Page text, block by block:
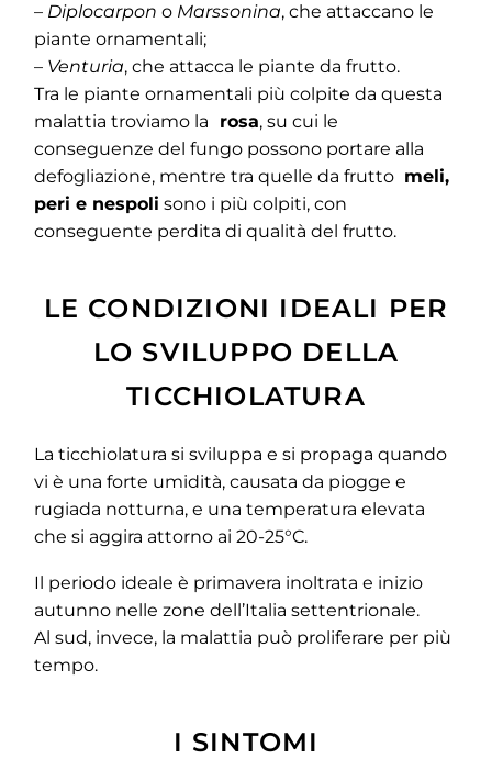
– Diplocarpon o Marssonina, che attaccano le
piante ornamentali;
– Venturia, che attacca le piante da frutto.
Tra le piante ornamentali più colpite da questa
malattia troviamo la
rosa, su cui le
conseguenze del fungo possono portare alla
defogliazione, mentre tra quelle da frutto meli,
peri e nespoli sono i più colpiti, con
conseguente perdita di qualità del frutto.
LE CONDIZIONI IDEALI PER
LO SVILUPPO DELLA
TICCHIOLATURA
La ticchiolatura si sviluppa e si propaga quando
vi è una forte umidità, causata da piogge e
rugiada notturna, e una temperatura elevata
che si aggira attorno ai 20-25°C.
Il periodo ideale è primavera inoltrata e inizio
autunno nelle zone dell’Italia settentrionale.
Al sud, invece, la malattia può proliferare per più
tempo.
I SINTOMI